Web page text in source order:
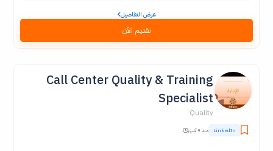
عرض التفاصيل
تقديم الآن
Call Center Quality & Training
Specialist
Quality
LinkedIn منذ 9 أشهر